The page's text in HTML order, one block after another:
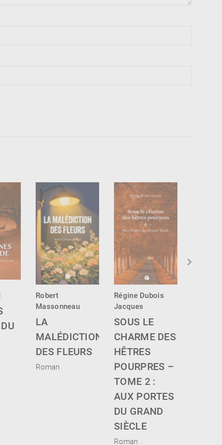
Robert
Massonneau
LA
MALÉDICTION
DES FLEURS
Roman
Régine Dubois
Jacques
SOUS LE
CHARME DES
HÊTRES
POURPRES –
TOME 2 :
AUX PORTES
DU GRAND
SIÈCLE
Roman